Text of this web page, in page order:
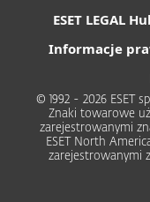
ESET LEGAL
Informacje
© 1992 - 2026 ESET
Znaki towarowe
zarejestrowanymi
ESET North
zarejestrowanymi